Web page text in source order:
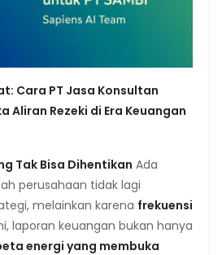
Cara PT Jasa Konsultan
Aliran Rezeki di Era Keuangan
Tak Bisa Dihentikan Ada
perusahaan tidak lagi
melainkan karena frekuensi
laporan keuangan bukan hanya
energi yang membuka